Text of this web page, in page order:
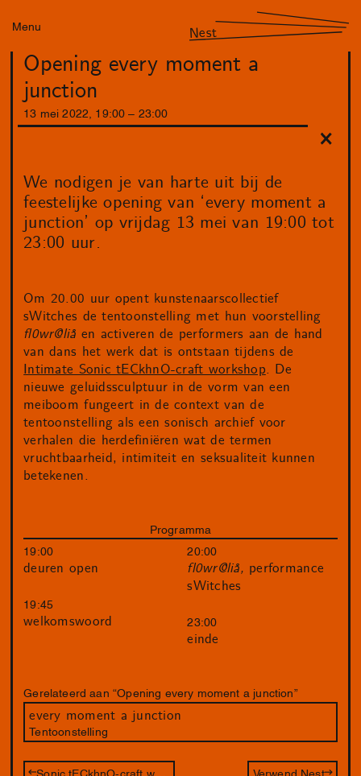
Menu Nest
Opening every moment a
junction
13 mei 2022 19:00 23 :00
We nodigen je van harte uit bij de
feestelijke opening van ‘every moment a
junction’ op vrijdag 13 mei van 19:00 tot
23:00 uur.
Om 20.00 uur opent kunstenaarscollectief
sWitches de tentoonstelling met hun voorstelling
fl0wr@liå en activeren de performers aan de hand
van dans het werk dat is ontstaan tijdens de
Intimate Sonic tECkhnO-craft workshop. De
nieuwe geluidssculptuur in de vorm van een
meiboom fungeert in de context van de
tentoonstelling als een sonisch archief voor
verhalen die herdefiniëren wat de termen
vruchtbaarheid, intimiteit en seksualiteit kunnen
betekenen.
Programma
19:00
deuren open
19:45
welkomswoord
20:00
fl0wr@liå, performance
sWitches
23:00
einde
Gerelateerd aan “Opening every moment a junction”
every moment a junction
Tentoonstelling
Sonic tECkhnO-craft workshop Verwend Nest